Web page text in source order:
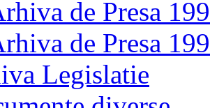
de Presa
de Presa
Legislatie